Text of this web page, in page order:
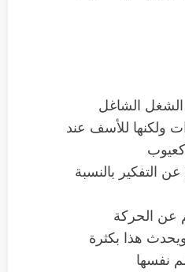
الشغل الشاغل
ولكنها للأسف عند
التفكير بالنسبة
عن الحركة
هذا بكثرة
نفسها